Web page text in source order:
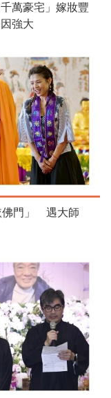
萬豪宅」嫁妝豐
強大
佛門」 遇大師